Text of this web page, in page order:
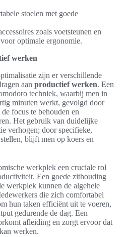
stoelen met goede
zoals voetsteunen en
optimale ergonomie.
werken
zijn er verschillende
aan productief werken. Een
techniek, waarbij men in
minuten werkt, gevolgd door
focus te behouden en
Het gebruik van duidelijke
verhogen; door specifieke,
blijft men op koers en
werkplek een cruciale rol
Een goede zithouding
werkplek kunnen de algehele
die zich comfortabel
hun taken efficiënt uit te voeren,
gedurende de dag. Een
afleiding en zorgt ervoor dat
werken.